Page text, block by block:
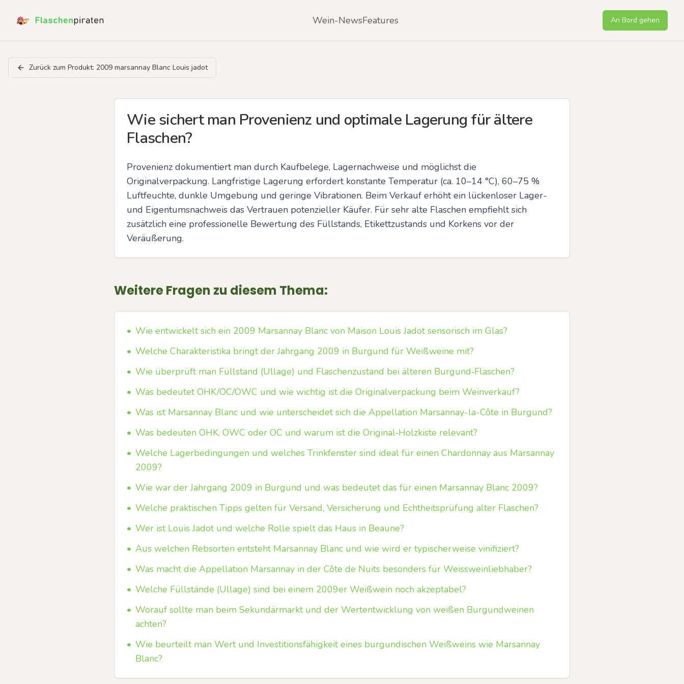
Wein-NewsFeatures An Bord gehen
Zurück zum Produkt: 2009 marsannay Blanc Louis jadot
Wie sichert man Provenienz und optimale Lagerung für ältere
Flaschen?
Provenienz dokumentiert man durch Kaufbelege, Lagernachweise und möglichst die
Originalverpackung. Langfristige Lagerung erfordert konstante Temperatur (ca. 10–14 °C), 60–75 %
Luftfeuchte, dunkle Umgebung und geringe Vibrationen. Beim Verkauf erhöht ein lückenloser Lager-
und Eigentumsnachweis das Vertrauen potenzieller Käufer. Für sehr alte Flaschen empfiehlt sich
zusätzlich eine professionelle Bewertung des Füllstands, Etikettzustands und Korkens vor der
Veräußerung.
Weitere Fragen zu diesem Thema:
• Wie entwickelt sich ein 2009 Marsannay Blanc von Maison Louis Jadot sensorisch im Glas?
• Welche Charakteristika bringt der Jahrgang 2009 in Burgund für Weißweine mit?
• Wie überprüft man Füllstand (Ullage) und Flaschenzustand bei älteren Burgund‑Flaschen?
• Was bedeutet OHK/OC/OWC und wie wichtig ist die Originalverpackung beim Weinverkauf?
• Was ist Marsannay Blanc und wie unterscheidet sich die Appellation Marsannay-la-Côte in Burgund?
• Was bedeuten OHK, OWC oder OC und warum ist die Original‑Holzkiste relevant?
• Welche Lagerbedingungen und welches Trinkfenster sind ideal für einen Chardonnay aus Marsannay
2009?
• Wie war der Jahrgang 2009 in Burgund und was bedeutet das für einen Marsannay Blanc 2009?
• Welche praktischen Tipps gelten für Versand, Versicherung und Echtheitsprüfung alter Flaschen?
• Wer ist Louis Jadot und welche Rolle spielt das Haus in Beaune?
• Aus welchen Rebsorten entsteht Marsannay Blanc und wie wird er typischerweise vinifiziert?
• Was macht die Appellation Marsannay in der Côte de Nuits besonders für Weissweinliebhaber?
• Welche Füllstände (Ullage) sind bei einem 2009er Weißwein noch akzeptabel?
• Worauf sollte man beim Sekundärmarkt und der Wertentwicklung von weißen Burgundweinen
achten?
• Wie beurteilt man Wert und Investitionsfähigkeit eines burgundischen Weißweins wie Marsannay
Blanc?